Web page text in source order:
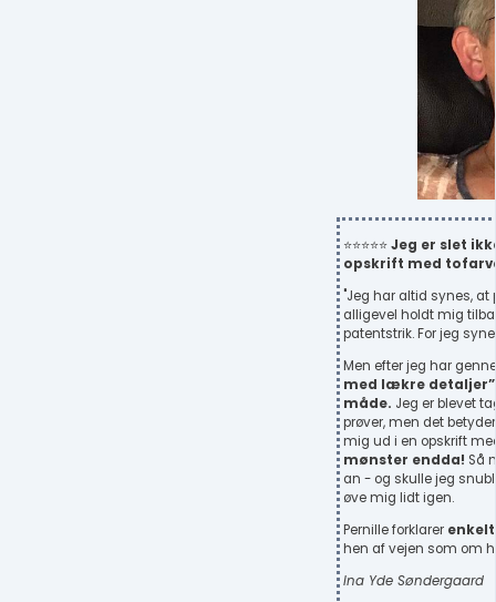
⭐⭐⭐⭐⭐Jeg er slet
opskrift med
"Jeg har altid synes, at
alligevel holdt mig
patentstrik. For jeg
Men efter jeg har
med lækre detaljer”
måde. Jeg er blevet
prøver, men det
mig ud i en opskrift
mønster endda! Så
an - og skulle jeg
øve mig lidt igen.
Pernille forklarer
hen af vejen som om
Ina Yde Søndergaard